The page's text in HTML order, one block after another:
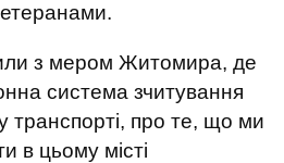
з мером Житомира, де
система зчитування
транспорті, про те, що ми
в цьому місті